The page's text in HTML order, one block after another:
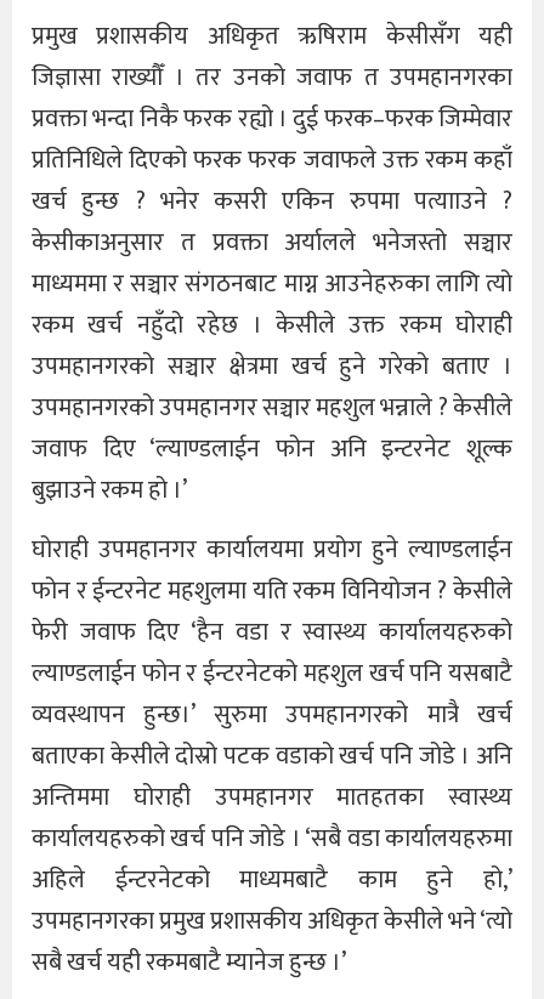
प्रमुख प्रशासकीय अधिकृत ऋषिराम केसीसँग यही
जिज्ञासा राख्यौँ । तर उनको जवाफ त उपमहानगरका
प्रवक्ता भन्दा निकै फरक रह्यो । दुई फरक–फरक जिम्मेवार
प्रतिनिधिले दिएको फरक फरक जवाफले उक्त रकम कहाँ
खर्च हुन्छ ? भनेर कसरी एकिन रुपमा पत्यााउने ?
केसीकाअनुसार त प्रवक्ता अर्यालले भनेजस्तो सञ्चार
माध्यममा र सञ्चार संगठनबाट माग्न आउनेहरुका लागि त्यो
रकम खर्च नहुँदो रहेछ । केसीले उक्त रकम घोराही
उपमहानगरको सञ्चार क्षेत्रमा खर्च हुने गरेको बताए ।
उपमहानगरको उपमहानगर सञ्चार महशुल भन्नाले ? केसीले
जवाफ दिए ‘ल्याण्डलाईन फोन अनि इन्टरनेट शूल्क
बुझाउने रकम हो ।’
घोराही उपमहानगर कार्यालयमा प्रयोग हुने ल्याण्डलाईन
फोन र ईन्टरनेट महशुलमा यति रकम विनियोजन ? केसीले
फेरी जवाफ दिए ‘हैन वडा र स्वास्थ्य कार्यालयहरुको
ल्याण्डलाईन फोन र ईन्टरनेटको महशुल खर्च पनि यसबाटै
व्यवस्थापन हुन्छ।’ सुरुमा उपमहानगरको मात्रै खर्च
बताएका केसीले दोस्रो पटक वडाको खर्च पनि जोडे । अनि
अन्तिममा घोराही उपमहानगर मातहतका स्वास्थ्य
कार्यालयहरुको खर्च पनि जोडे । ‘सबै वडा कार्यालयहरुमा
अहिले ईन्टरनेटको माध्यमबाटै काम हुने हो,’
उपमहानगरका प्रमुख प्रशासकीय अधिकृत केसीले भने ‘त्यो
सबै खर्च यही रकमबाटै म्यानेज हुन्छ ।’